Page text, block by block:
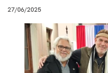
27/06/2025